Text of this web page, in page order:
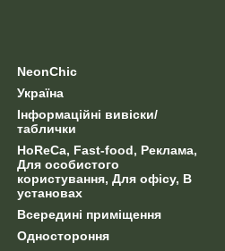
NeonChic
Україна
Інформаційні вивіски/
таблички
HoReCa, Fast-food, Реклама,
Для особистого
користування, Для офісу, В
установах
Всередині приміщення
Одностороння